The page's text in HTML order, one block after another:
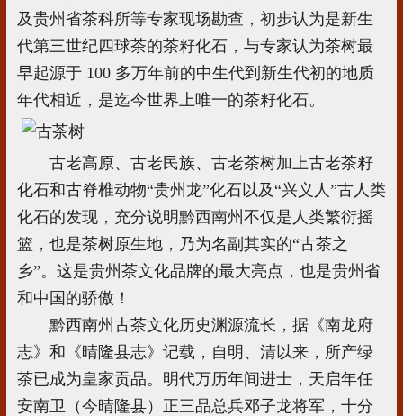
及贵州省茶科所等专家现场勘查，初步认为是新生
代第三世纪四球茶的茶籽化石，与专家认为茶树最
早起源于 100 多万年前的中生代到新生代初的地质
年代相近，是迄今世界上唯一的茶籽化石。
古老高原、古老民族、古老茶树加上古老茶籽
化石和古脊椎动物“贵州龙”化石以及“兴义人”古人类
化石的发现，充分说明黔西南州不仅是人类繁衍摇
篮，也是茶树原生地，乃为名副其实的“古茶之
乡”。这是贵州茶文化品牌的最大亮点，也是贵州省
和中国的骄傲！
黔西南州古茶文化历史渊源流长，据《南龙府
志》和《晴隆县志》记载，自明、清以来，所产绿
茶已成为皇家贡品。明代万历年间进士，天启年任
安南卫（今晴隆县）正三品总兵邓子龙将军，十分